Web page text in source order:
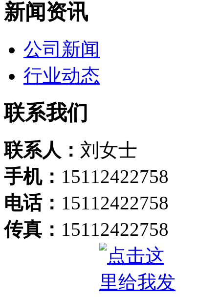
新闻资讯
公司新闻
行业动态
联系我们
联系人： 刘女士
手机： 15112422758
电话： 15112422758
传真： 15112422758